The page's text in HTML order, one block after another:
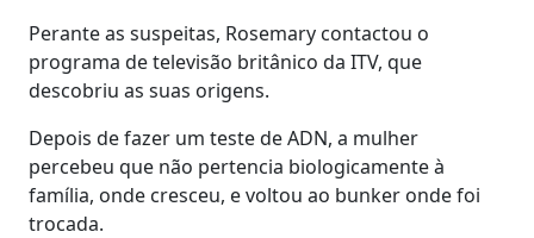
Perante as suspeitas, Rosemary contactou o
programa de televisão britânico da ITV, que
descobriu as suas origens.
Depois de fazer um teste de ADN, a mulher
percebeu que não pertencia biologicamente à
família, onde cresceu, e voltou ao bunker onde foi
trocada.